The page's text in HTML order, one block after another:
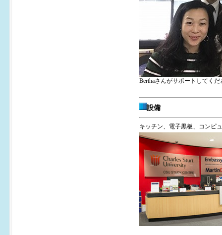
Berthaさんがサポートしてく
設備
キッチン、電子黒板、コンピ